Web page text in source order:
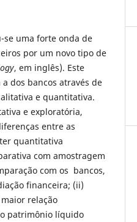
se uma forte onda de
por um novo tipo de
, em inglês). Este
a dos bancos através de
e quantitativa.
e exploratória,
entre as
quantitativa
com amostragem
com os bancos,
financeira; (ii)
relação
patrimônio líquido